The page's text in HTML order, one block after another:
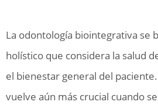
La odontología biointegrativa se
holístico que considera la salud
el bienestar general del
vuelve aún más crucial cuando